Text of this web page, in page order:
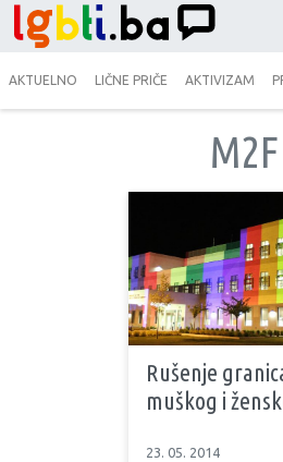
AKTUELNO LIČNE PRIČE AKTIVIZAM
M2F
Rušenje
muškog i
23. 05. 2014